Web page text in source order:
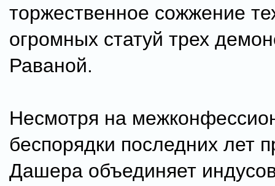
торжественное сожжение
огромных статуй трех
Раваной.
Несмотря на
беспорядки последних лет
Дашера объединяет